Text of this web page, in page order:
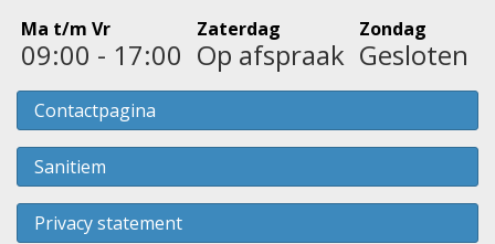
Ma t/m Vr
09:00 - 17:00
Zaterdag
Op afspraak
Zondag
Gesloten
Contactpagina
Sanitiem
Privacy statement